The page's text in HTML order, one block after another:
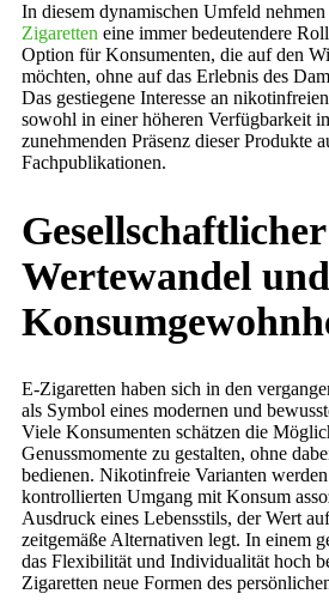
In diesem dynamischen Umfeld nehmen
Zigaretten eine immer bedeutendere
Option für Konsumenten, die auf den
möchten, ohne auf das Erlebnis des
Das gestiegene Interesse an
sowohl in einer höheren Verfügbarkeit
zunehmenden Präsenz dieser Produkte
Fachpublikationen.
Gesellschaftlicher
Wertewandel
E-Zigaretten haben sich in den
als Symbol eines modernen und
Viele Konsumenten schätzen die
Genussmomente zu gestalten, ohne
bedienen. Nikotinfreie Varianten
kontrollierten Umgang mit Konsum
Ausdruck eines Lebensstils, der Wert
zeitgemäße Alternativen legt. In einem
das Flexibilität und Individualität hoch
Zigaretten neue Formen des